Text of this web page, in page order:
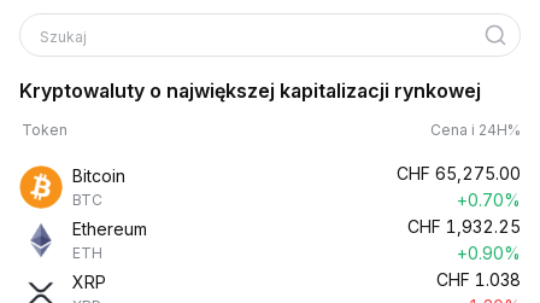
Szukaj
Kryptowaluty o największej kapitalizacji rynkowej
Token Cena i 24H%
Bitcoin
BTC
CHF 65,275.00
+0.70%
Ethereum
ETH
CHF 1,932.25
+0.90%
XRP
CHF 1.038